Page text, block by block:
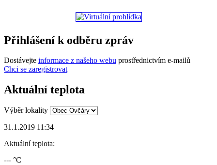
Přihlášení k odběru zpráv
Dostávejte informace z našeho webu prostřednictvím e-mailů
Chci se zaregistrovat
Aktuální teplota
Výběr lokality
31.1.2019 11:34
Aktuální teplota:
--- °C